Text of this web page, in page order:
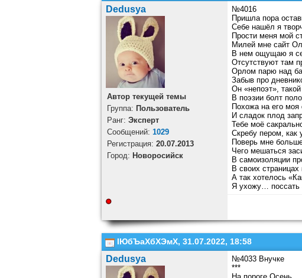
Dedusya
Автор текущей темы
Группа: Пользователь
Ранг: Эксперт
Cообщений: 1029
Регистрация: 20.07.2013
Город: Новоросийск
№4016
Пришла пора
Себе нашёл я
Прости меня мой
Милей мне сайт
В нем ощущаю я
Отсутствуют там
Орлом парю над
Забыв про
Он «непоэт»,
В поэзии болт
Похожа на его моя
И сладок плод
Тебе моё
Скребу пером, как
Поверь мне
Чего мешаться
В самоизоляции
В своих
А так хотелось
Я ухожу… поссать
ІЮбЪаХбХЭмХ, 31.07.2022, 18:58
Dedusya
№4033 Внучке
***